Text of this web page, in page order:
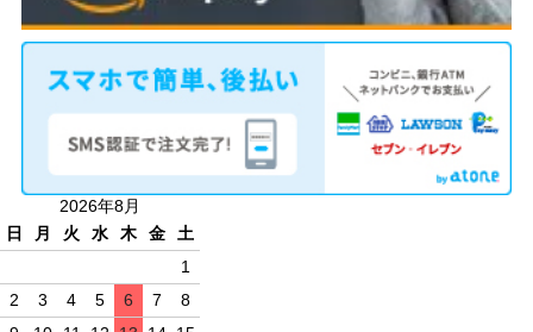
2026年8月
日
月 火 水 木 金
土
1
2
3 4 5 6 7
8